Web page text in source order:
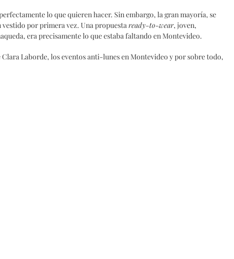
lo que quieren hacer. Sin embargo, la gran mayoría, se
por primera vez. Una propuestaready-to-wear, joven,
era precisamente lo que estaba faltando en Montevideo.
Laborde, los eventos anti-lunes en Montevideo y por sobre todo,